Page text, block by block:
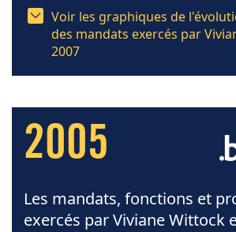
Voir les graphiques de
des mandats exercés par
2007
2005
Les mandats, fonctions et
exercés par Viviane Wittock